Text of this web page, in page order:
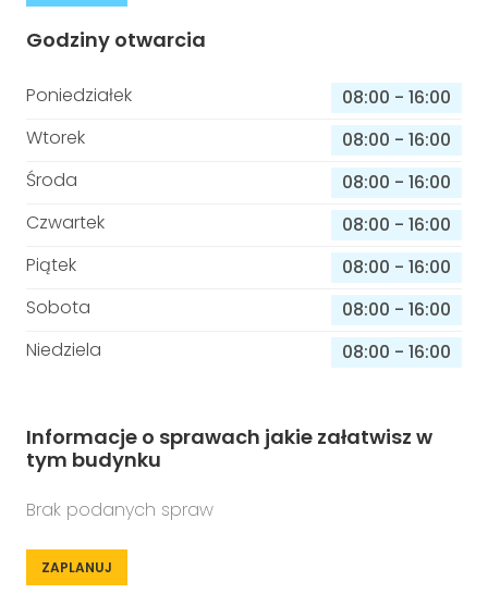
Godziny otwarcia
Poniedziałek 08:00 - 16:00
Wtorek
08:00 - 16:00
Środa
08:00 - 16:00
Czwartek
08:00 - 16:00
Piątek
08:00 - 16:00
Sobota
08:00 - 16:00
Niedziela
08:00 - 16:00
Informacje o sprawach jakie załatwisz w
tym budynku
Brak podanych spraw
ZAPLANUJ